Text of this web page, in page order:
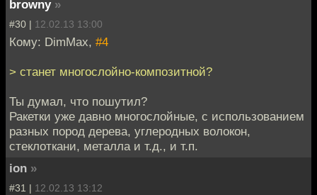
browny »
#30 | 12.02.13 13:00
Кому: DimMax, #4
> станет многослойно-композитной?
Ты думал, что пошутил?
Ракетки уже давно многослойные, с использованием
разных пород дерева, углеродных волокон,
стеклоткани, металла и т.д., и т.п.
ion »
#31 | 12.02.13 13:12